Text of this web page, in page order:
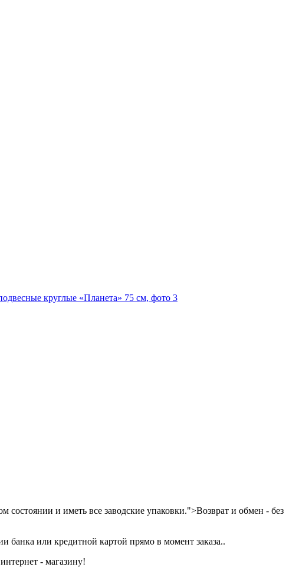
и иметь все заводские упаковки.">Возврат и обмен - без
или кредитной картой прямо в момент заказа..
- магазину!